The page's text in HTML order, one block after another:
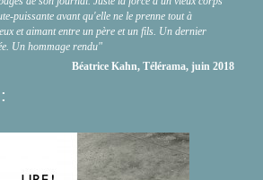
puissante avant qu'elle ne le prenne tout à
et aimant entre un père et un fils. Un dernier
Un hommage rendu"
Béatrice Kahn, Télérama, juin 2018